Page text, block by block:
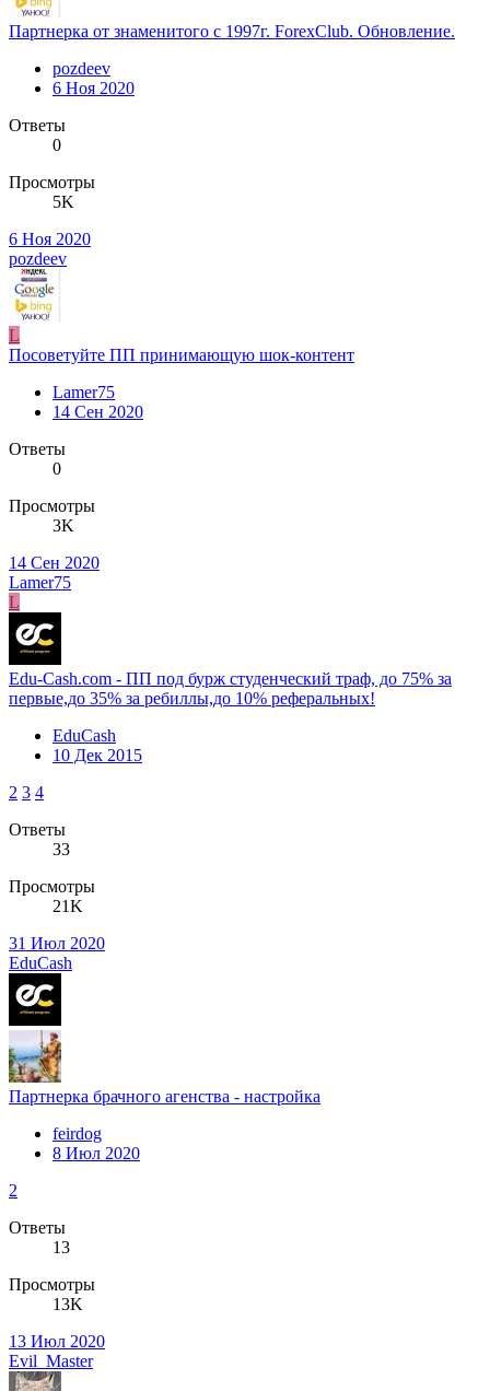
Партнерка от знаменитого с 1997г. ForexClub. Обновление.
pozdeev
6 Ноя 2020
Ответы
0
Просмотры
5K
6 Ноя 2020
pozdeev
L
Посоветуйте ПП принимающую шок-контент
Lamer75
14 Сен 2020
Ответы
0
Просмотры
3K
14 Сен 2020
Lamer75
L
Edu-Cash.com - ПП под бурж студенческий траф, до 75% за
первые,до 35% за ребиллы,до 10% реферальных!
EduCash
10 Дек 2015
2 3 4
Ответы
33
Просмотры
21K
31 Июл 2020
EduCash
Партнерка брачного агенства - настройка
feirdog
8 Июл 2020
2
Ответы
13
Просмотры
13K
13 Июл 2020
Evil_Master